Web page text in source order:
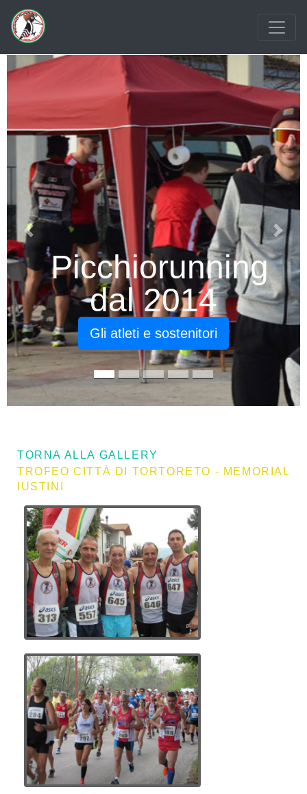
dal 2014
Previous Next
TORNA ALLA GALLERY
TROFEO CITTÀ DI TORTORETO - MEMORIAL
IUSTINI